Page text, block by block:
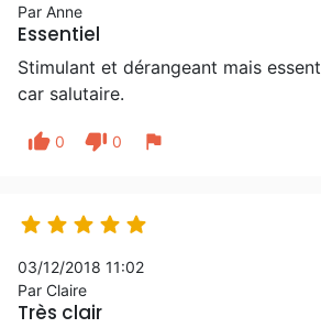
Par Anne
Essentiel
Stimulant et dérangeant mais
car salutaire.
thumb_up 0 thumb_down 0 flag
    
03/12/2018 11:02
Par Claire
Très clair